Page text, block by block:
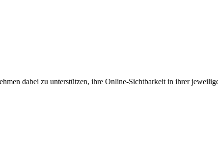
dabei zu unterstützen, ihre Online-Sichtbarkeit in ihrer